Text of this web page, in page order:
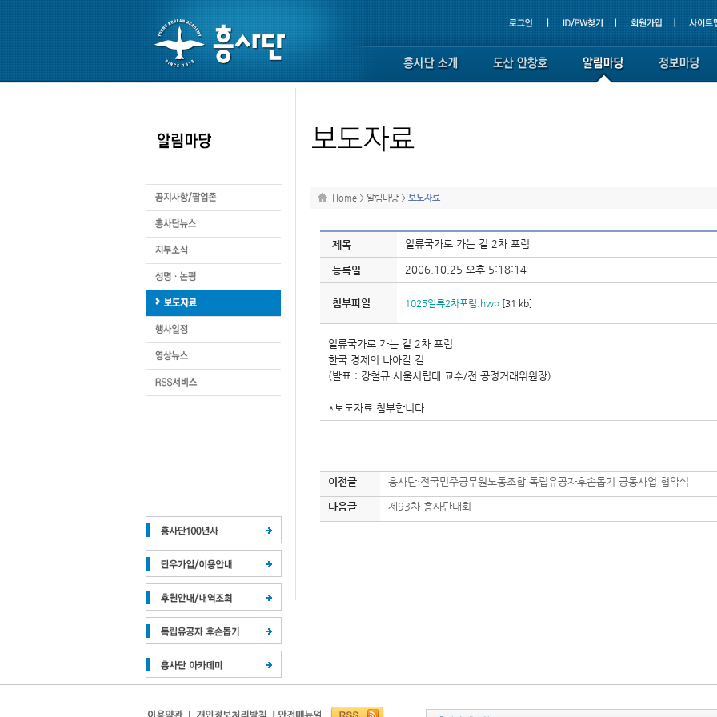
Home > 알림마당 > 보도자료
제목 일류국가로 가는 길 2차 포럼
등록일 2006.10.25 오후 5:18:14
첨부파일 1025일류2차포럼.hwp[31 kb]
일류국가로 가는 길 2차 포럼
한국 경제의 나아갈 길
(발표 : 강철규 서울시립대 교수/전 공정거래위원장)
*보도자료 첨부합니다
이전글 흥사단·전국민주공무원노동조합 독립유공자후손돕기 공동사업 협약식
다음글 제93차 흥사단대회